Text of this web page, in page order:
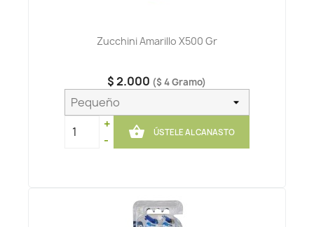
Zucchini Amarillo X500 Gr
$ 2.000 ($ 4 Gramo)
+
-
 ÚSTELE AL CANASTO